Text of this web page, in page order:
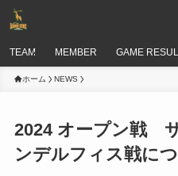
TEAM MEMBER GAME
ホーム NEWS
2024 オープン戦
ンデルフィス戦に